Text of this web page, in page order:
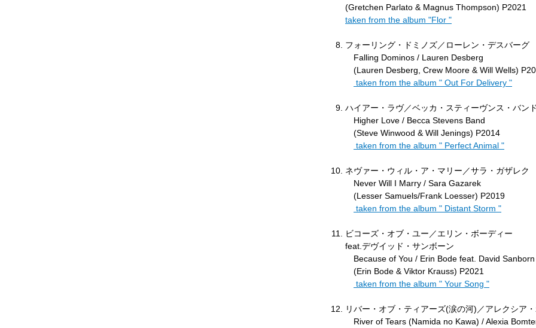
(Gretchen Parlato & Magnus Thompson) P2021
taken from the album "Flor "
フォーリング・ドミノズ／ローレン・デスバーグ
Falling Dominos / Lauren Desberg
(Lauren Desberg, Crew Moore & Will Wells)
taken from the album " Out For Delivery "
ハイアー・ラヴ／ベッカ・スティーヴンス・バンド
Higher Love / Becca Stevens Band
(Steve Winwood & Will Jenings) P2014
taken from the album " Perfect Animal "
ネヴァー・ウィル・ア・マリー／サラ・ガザレク
Never Will I Marry / Sara Gazarek
(Lesser Samuels/Frank Loesser) P2019
taken from the album " Distant Storm "
ビコーズ・オブ・ユー／エリン・ボーディー
feat.デヴイッド・サンボーン
Because of You / Erin Bode feat. David Sanborn
(Erin Bode & Viktor Krauss) P2021
taken from the album " Your Song "
リバー・オブ・ティアーズ(涙の河)／アレクシア
River of Tears (Namida no Kawa) / Alexia